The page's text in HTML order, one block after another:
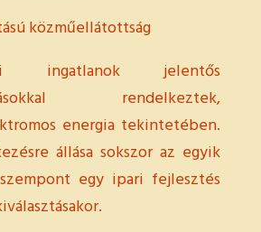
közműellátottság
ingatlanok jelentős
rendelkeztek,
energia tekintetében.
állása sokszor az egyik
egy ipari fejlesztés